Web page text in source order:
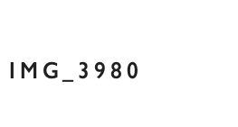
IMG_3980